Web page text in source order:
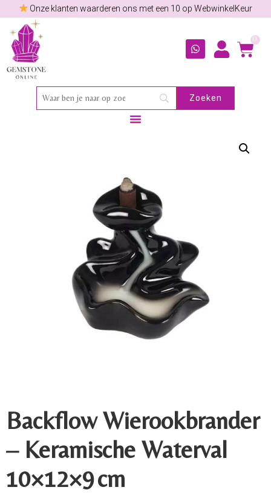
Onze klanten waarderen ons met een 10 op WebwinkelKeur
0
Backflow Wierookbrander
– Keramische Waterval
10×12×9 cm